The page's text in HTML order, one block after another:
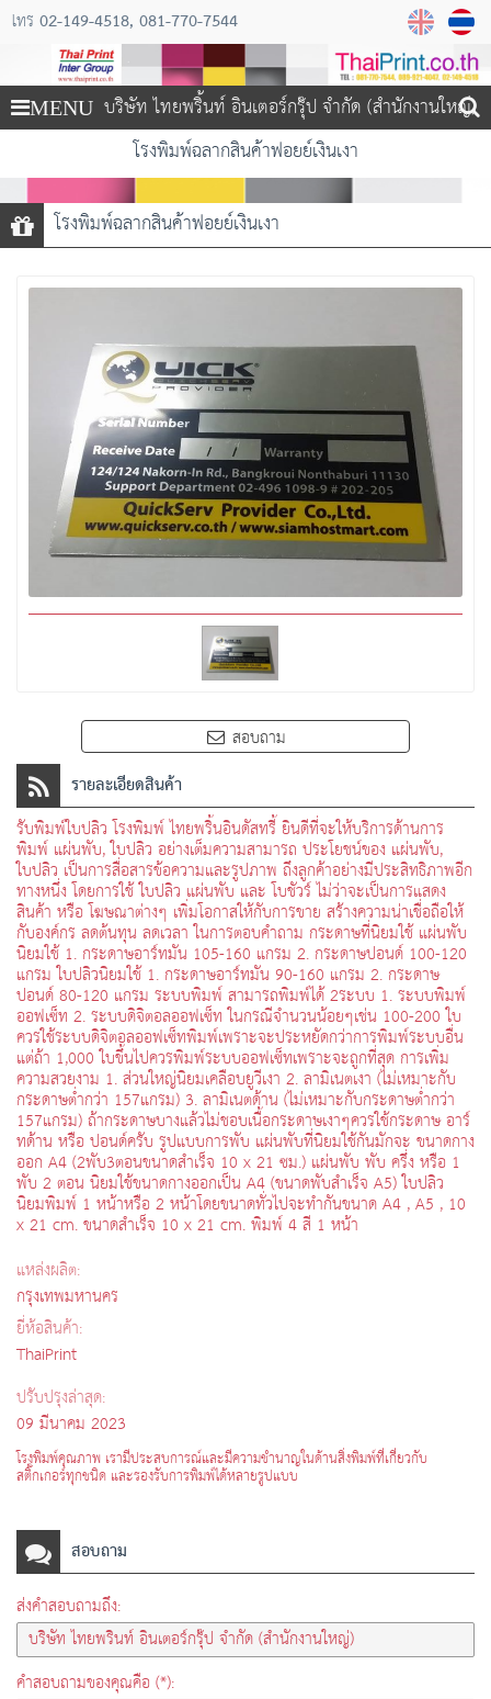
โทร 02-149-4518 081-770-7544
MENU บริษัท ไทยพริ้นท์ อินเตอร์กรุ๊ป จำกัด (สำนักงานใหญ่)
โรงพิมพ์ฉลากสินค้าฟอยย์เงินเงา
โรงพิมพ์ฉลากสินค้าฟอยย์เงินเงา
สอบถาม
รายละเอียดสินค้า
รับพิมพ์ใบปลิว โรงพิมพ์ ไทยพริ้นอินดัสทรี้ ยินดีที่จะให้บริการด้านการ
พิมพ์ แผ่นพับ, ใบปลิว อย่างเต็มความสามารถ ประโยชน์ของ แผ่นพับ,
ใบปลิว เป็นการสื่อสารข้อความและรูปภาพ ถึงลูกค้าอย่างมีประสิทธิภาพอีก
ทางหนึ่ง โดยการใช้ ใบปลิว แผ่นพับ และ โบชัวร์ ไม่ว่าจะเป็นการแสดง
สินค้า หรือ โฆษณาต่างๆ เพิ่มโอกาสให้กับการขาย สร้างความน่าเชื่อถือให้
กับองค์กร ลดต้นทุน ลดเวลา ในการตอบคำถาม กระดาษที่นิยมใช้ แผ่นพับ
นิยมใช้ 1. กระดาษอาร์ทมัน 105-160 แกรม 2. กระดาษปอนด์ 100-120
แกรม ใบปลิวนิยมใช้ 1. กระดาษอาร์ทมัน 90-160 แกรม 2. กระดาษ
ปอนด์ 80-120 แกรม ระบบพิมพ์ สามารถพิมพ์ได้ 2ระบบ 1. ระบบพิมพ์
ออฟเซ็ท 2. ระบบดิจิตอลออฟเซ็ท ในกรณีจำนวนน้อยๆเช่น 100-200 ใบ
ควรใช้ระบบดิจิตอลออฟเซ็ทพิมพ์เพราะจะประหยัดกว่าการพิมพ์ระบบอื่น
แต่ถ้า 1,000 ใบขึ้นไปควรพิมพ์ระบบออฟเซ็ทเพราะจะถูกที่สุด การเพิ่ม
ความสวยงาม 1. ส่วนใหญ่นิยมเคลือบยูวีเงา 2. ลามิเนตเงา (ไม่เหมาะกับ
กระดาษต่ำกว่า 157แกรม) 3. ลามิเนตด้าน (ไม่เหมาะกับกระดาษต่ำกว่า
157แกรม) ถ้ากระดาษบางแล้วไม่ชอบเนื้อกระดาษเงาๆควรใช้กระดาษ อาร์
ทด้าน หรือ ปอนด์ครับ รูปแบบการพับ แผ่นพับที่นิยมใช้กันมักจะ ขนาดกาง
ออก A4 (2พับ3ตอนขนาดสำเร็จ 10 x 21 ซม.) แผ่นพับ พับ ครึ่ง หรือ 1
พับ 2 ตอน นิยมใช้ขนาดกางออกเป็น A4 (ขนาดพับสำเร็จ A5) ใบปลิว
นิยมพิมพ์ 1 หน้าหรือ 2 หน้าโดยขนาดทั่วไปจะทำกันขนาด A4 , A5 , 10
x 21 cm. ขนาดสำเร็จ 10 x 21 cm. พิมพ์ 4 สี 1 หน้า
แหล่งผลิต:
กรุงเทพมหานคร
ยี่ห้อสินค้า:
ThaiPrint
ปรับปรุงล่าสุด:
09 มีนาคม 2023
โรงพิมพ์คุณภาพ เรามีประสบการณ์และมีความชำนาญในด้านสิ่งพิมพ์ที่เกี่ยวกับ
สติ๊กเกอร์ทุกชนิด และรองรับการพิมพ์ได้หลายรูปแบบ
สอบถาม
ส่งคำสอบถามถึง:
คำสอบถามของคุณคือ (*):